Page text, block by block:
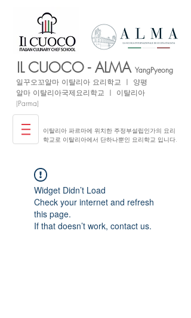
IL CUOCO - ALMA YangPyeong
일꾸오꼬알마 이탈리아 요리학교 ㅣ 양평
​알마 이탈리아국제요리학교 ㅣ 이탈리아
(Parma)
이탈리아 파르마에 위치한 주정부설립인가의 요리
학교로 이탈리아에서 단하나뿐인 요리학교 입니다.
Widget Didn’t Load
Check your internet and refresh
this page.
If that doesn’t work, contact us.